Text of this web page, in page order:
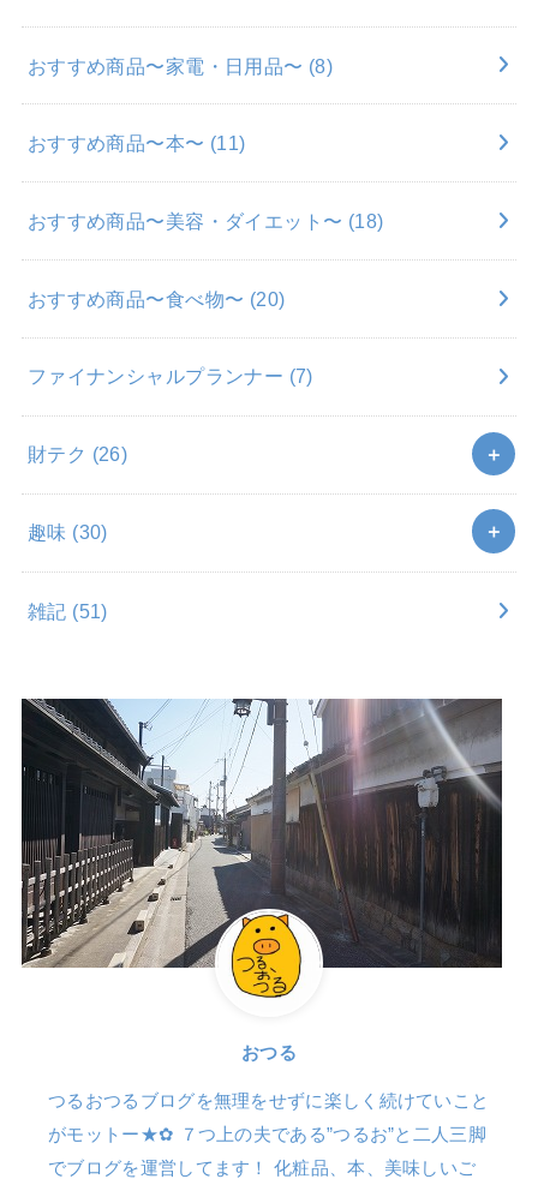
おすすめ商品〜家電・日用品〜 (8)
おすすめ商品〜本〜 (11)
おすすめ商品〜美容・ダイエット〜 (18)
おすすめ商品〜食べ物〜 (20)
ファイナンシャルプランナー (7)
財テク (26)
趣味 (30)
雑記 (51)
おつる
つるおつるブログを無理をせずに楽しく続けていこと
がモットー★✿ ７つ上の夫である”つるお”と二人三脚
でブログを運営してます！ 化粧品、本、美味しいご